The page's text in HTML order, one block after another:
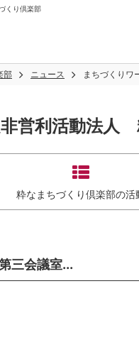
くり倶楽部
部 ニュース まちづくりワ
営利活動法人
粋なまちづくり倶楽部の活
三会議室...